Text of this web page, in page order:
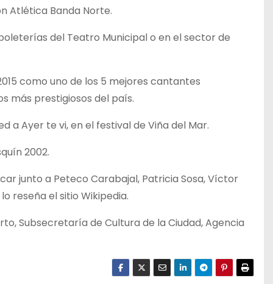
Atlética Banda Norte.
del Teatro Municipal o en el sector de
como uno de los 5 mejores cantantes
más prestigiosos del país.
Ayer te vi, en el festival de Viña del Mar.
2002.
junto a Peteco Carabajal, Patricia Sosa, Víctor
reseña el sitio Wikipedia.
Subsecretaría de Cultura de la Ciudad, Agencia